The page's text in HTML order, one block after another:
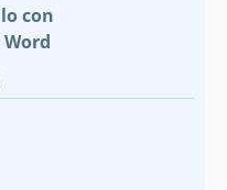
con